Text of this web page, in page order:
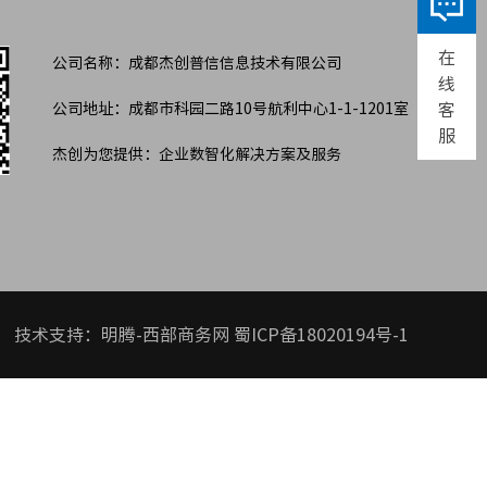
公司名称：成都杰创普信信息技术有限公司
公司地址：成都市科园二路10号航利中心1-1-1201室
杰创为您提供：企业数智化解决方案及服务
技术支持：明腾-西部商务网 蜀ICP备18020194号-1
在
线
客
服